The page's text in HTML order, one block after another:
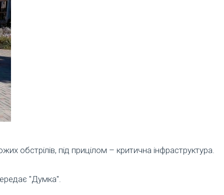
обстрілів, під прицілом – критична інфраструктура.
"Думка".